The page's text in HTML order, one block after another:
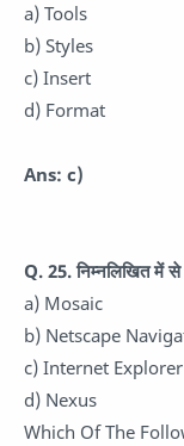
a) Tools
b) Styles
c) Insert
d) Format
Ans: c)
Q. 25. निम्नलिखित में
a) Mosaic
b) Netscape
c) Internet Explorer
d) Nexus
Which Of The